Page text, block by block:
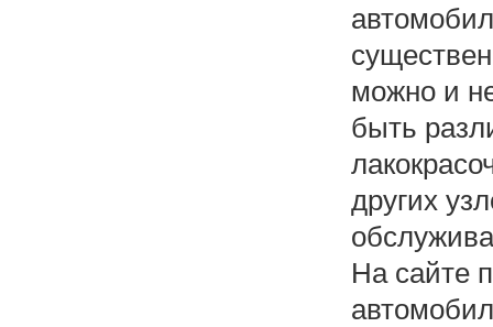
можно и
быть
других
На сайте